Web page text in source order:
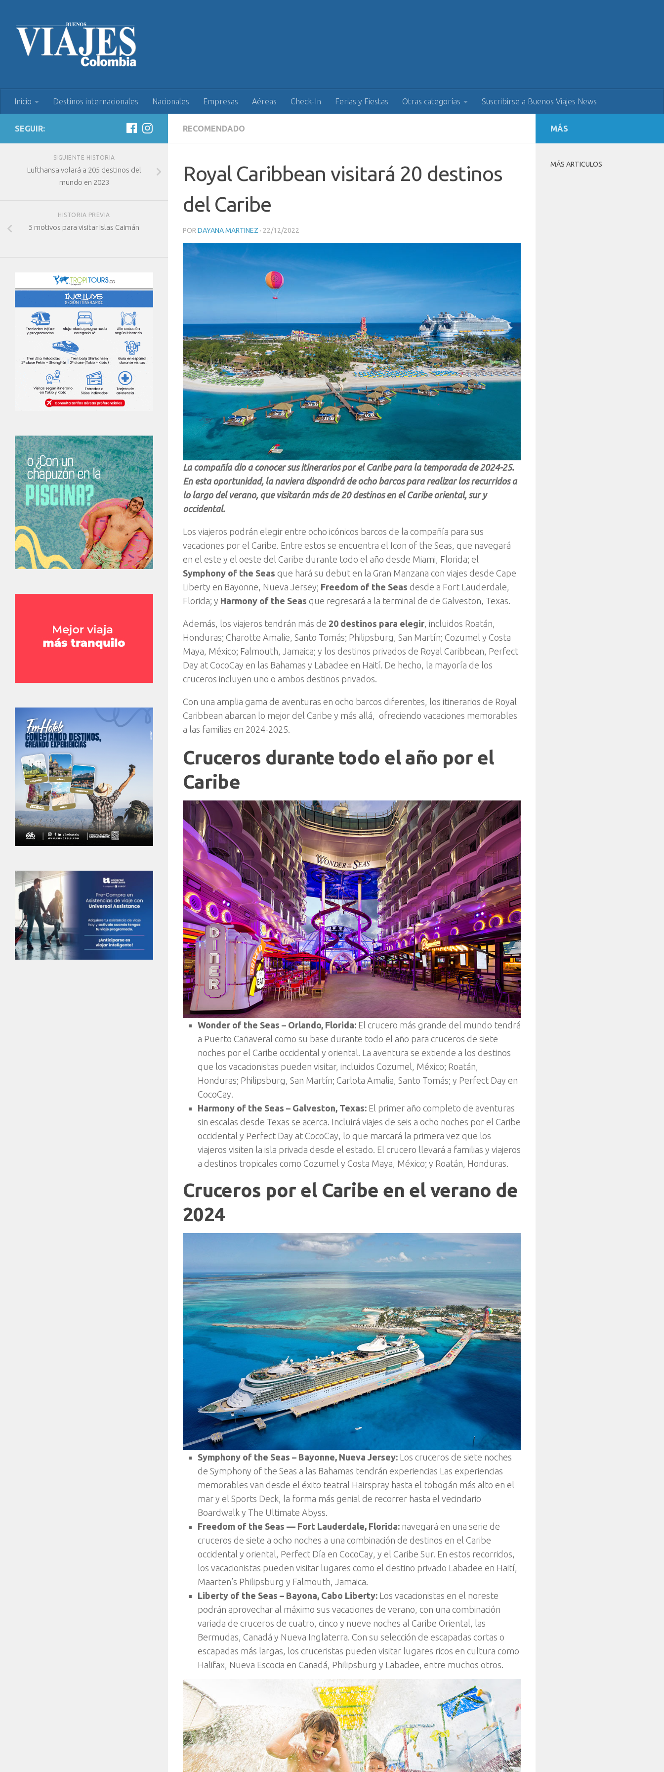
Inicio Destinos internacionales Nacionales Empresas Aéreas Check-In Ferias y Fiestas Otras categorías Suscribirse a Buenos Viajes News
RECOMENDADO
Royal Caribbean visitará 20 destinos
del Caribe
POR DAYANA MARTINEZ · 22/12/2022
La compañía dio a conocer sus itinerarios por el Caribe para la temporada de 2024-25.
En esta oportunidad, la naviera dispondrá de ocho barcos para realizar los recurridos a
lo largo del verano, que visitarán más de 20 destinos en el Caribe oriental, sur y
occidental.
Los viajeros podrán elegir entre ocho icónicos barcos de la compañía para sus
vacaciones por el Caribe. Entre estos se encuentra el Icon of the Seas, que navegará
en el este y el oeste del Caribe durante todo el año desde Miami, Florida; el
Symphony of the Seas que hará su debut en la Gran Manzana con viajes desde Cape
Liberty en Bayonne, Nueva Jersey; Freedom of the Seas desde a Fort Lauderdale,
Florida; y Harmony of the Seas que regresará a la terminal de de Galveston, Texas.
Además, los viajeros tendrán más de 20 destinos para elegir, incluidos Roatán,
Honduras; Charotte Amalie, Santo Tomás; Philipsburg, San Martín; Cozumel y Costa
Maya, México; Falmouth, Jamaica; y los destinos privados de Royal Caribbean, Perfect
Day at CocoCay en las Bahamas y Labadee en Haití. De hecho, la mayoría de los
cruceros incluyen uno o ambos destinos privados.
Con una amplia gama de aventuras en ocho barcos diferentes, los itinerarios de Royal
Caribbean abarcan lo mejor del Caribe y más allá, ofreciendo vacaciones memorables
a las familias en 2024-2025.
Cruceros durante todo el año por el
Caribe
Wonder of the Seas – Orlando, Florida: El crucero más grande del mundo tendrá
a Puerto Cañaveral como su base durante todo el año para cruceros de siete
noches por el Caribe occidental y oriental. La aventura se extiende a los destinos
que los vacacionistas pueden visitar, incluidos Cozumel, México; Roatán,
Honduras; Philipsburg, San Martín; Carlota Amalia, Santo Tomás; y Perfect Day en
CocoCay.
Harmony of the Seas – Galveston, Texas: El primer año completo de aventuras
sin escalas desde Texas se acerca. Incluirá viajes de seis a ocho noches por el Caribe
occidental y Perfect Day at CocoCay, lo que marcará la primera vez que los
viajeros visiten la isla privada desde el estado. El crucero llevará a familias y viajeros
a destinos tropicales como Cozumel y Costa Maya, México; y Roatán, Honduras.
Cruceros por el Caribe en el verano de
2024
Symphony of the Seas – Bayonne, Nueva Jersey: Los cruceros de siete noches
de Symphony of the Seas a las Bahamas tendrán experiencias Las experiencias
memorables van desde el éxito teatral Hairspray hasta el tobogán más alto en el
mar y el Sports Deck, la forma más genial de recorrer hasta el vecindario
Boardwalk y The Ultimate Abyss.
Freedom of the Seas — Fort Lauderdale, Florida: navegará en una serie de
cruceros de siete a ocho noches a una combinación de destinos en el Caribe
occidental y oriental, Perfect Día en CocoCay, y el Caribe Sur. En estos recorridos,
los vacacionistas pueden visitar lugares como el destino privado Labadee en Haití,
Maarten’s Philipsburg y Falmouth, Jamaica.
Liberty of the Seas – Bayona, Cabo Liberty: Los vacacionistas en el noreste
podrán aprovechar al máximo sus vacaciones de verano, con una combinación
variada de cruceros de cuatro, cinco y nueve noches al Caribe Oriental, las
Bermudas, Canadá y Nueva Inglaterra. Con su selección de escapadas cortas o
escapadas más largas, los cruceristas pueden visitar lugares ricos en cultura como
Halifax, Nueva Escocia en Canadá, Philipsburg y Labadee, entre muchos otros.
SEGUIR:
SIGUIENTE HISTORIA
Lufthansa volará a 205 destinos del
mundo en 2023
HISTORIA PREVIA
5 motivos para visitar Islas Caimán
MÁS
MÁS ARTICULOS